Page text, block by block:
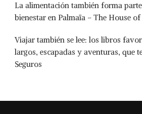
La alimentación también forma
bienestar en Palmaïa – The House
Viajar también se lee: los libros
largos, escapadas y aventuras, que
Seguros